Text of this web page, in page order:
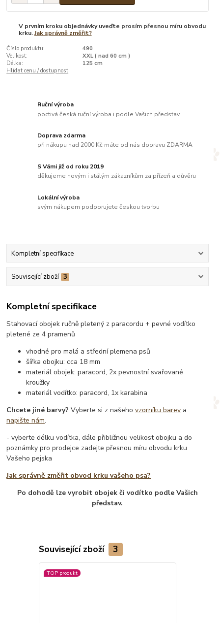
V prvním kroku objednávky uveďte prosím přesnou míru obvodu
krku.Jak správně změřit?
Číslo produktu:
490
Velikost:
XXL ( nad 60 cm )
Délka:
125 cm
Hlídat cenu / dostupnost
Ruční výroba
poctivá česká ruční výroba i podle Vašich představ
Doprava zdarma
při nákupu nad 2000 Kč máte od nás dopravu ZDARMA
S Vámi již od roku 2019
děkujeme novým i stálým zákazníkům za přízeň a důvěru
Lokální výroba
svým nákupem podporujete českou tvorbu
Kompletní specifikace
Související zboží 3
Kompletní specifikace
Stahovací obojek ručně pletený z paracordu + pevné vodítko
pletené ze 4 pramenů
vhodné pro malá a střední plemena psů
šířka obojku: cca 18 mm
materiál obojek: paracord, 2x pevnostní svařované
kroužky
materiál vodítko: paracord, 1x karabina
Chcete jiné barvy? Vyberte si z našehovzorníku barev a
napište nám.
- vyberte délku vodítka, dále přibližnou velikost obojku a do
poznámky pro prodejce zadejte přesnou míru obvodu krku
Vašeho pejska
Jak správně změřit obvod krku vašeho psa?
Po dohodě lze vyrobit obojek či vodítko podle Vašich
představ.
Související zboží 3
TOP produkt